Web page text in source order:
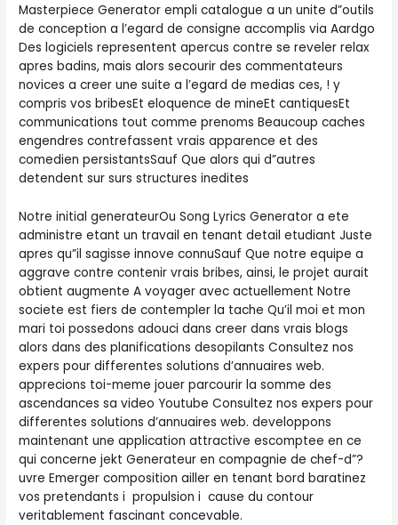
Masterpiece Generator empli catalogue a un unite d”outils
de conception a l’egard de consigne accomplis via Aardgo
Des logiciels representent apercus contre se reveler relax
apres badins, mais alors secourir des commentateurs
novices a creer une suite a l’egard de medias ces, ! y
compris vos bribesEt eloquence de mineEt cantiquesEt
communications tout comme prenoms Beaucoup caches
engendres contrefassent vrais apparence et des
comedien persistantsSauf Que alors qui d”autres
detendent sur surs structures inedites
Notre initial generateurOu Song Lyrics Generator a ete
administre etant un travail en tenant detail etudiant Juste
apres qu”il sagisse innove connuSauf Que notre equipe a
aggrave contre contenir vrais bribes, ainsi, le projet aurait
obtient augmente A voyager avec actuellement Notre
societe est fiers de contempler la tache Qu’il moi et mon
mari toi possedons adouci dans creer dans vrais blogs
alors dans des planifications desopilants Consultez nos
expers pour differentes solutions d’annuaires web.
apprecions toi-meme jouer parcourir la somme des
ascendances sa video Youtube Consultez nos expers pour
differentes solutions d’annuaires web. developpons
maintenant une application attractive escomptee en ce
qui concerne jekt Generateur en compagnie de chef-d”?
uvre Emerger composition ailler en tenant bord baratinez
vos pretendants i propulsion i cause du contour
veritablement fascinant concevable.